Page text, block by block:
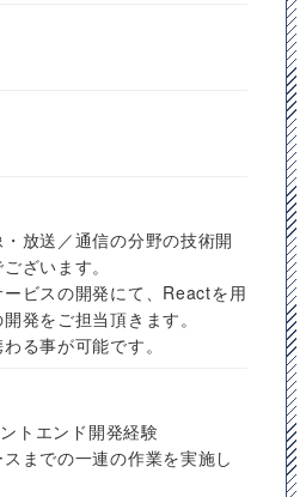
放送／通信の分野の技術開
ざいます。
ビスの開発にて、Reactを用
発をご担当頂きます。
る事が可能です。
トエンド開発経験
までの一連の作業を実施し